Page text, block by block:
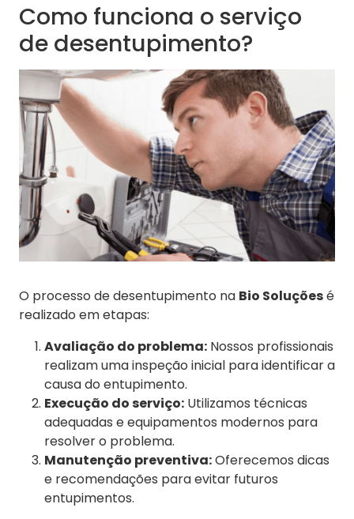
Como funciona o serviço
de desentupimento?
O processo de desentupimento na Bio Soluçõesé
realizado em etapas:
Avaliação do problema: Nossos profissionais
realizam uma inspeção inicial para identificar a
causa do entupimento.
Execução do serviço: Utilizamos técnicas
adequadas e equipamentos modernos para
resolver o problema.
Manutenção preventiva:Oferecemos dicas
e recomendações para evitar futuros
entupimentos.